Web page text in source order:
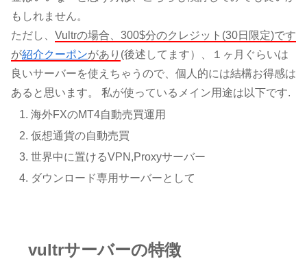
もしれません。
ただし、 Vultrの場合、300$分のクレジット(30日限定)です
が紹介クーポンがあり (後述してます）、１ヶ月ぐらいは
良いサーバーを使えちゃうので、個人的には結構お得感は
あると思います。 私が使っているメイン用途は以下です.
海外FXのMT4自動売買運用
仮想通貨の自動売買
世界中に置けるVPN,Proxyサーバー
ダウンロード専用サーバーとして
vultrサーバーの特徴